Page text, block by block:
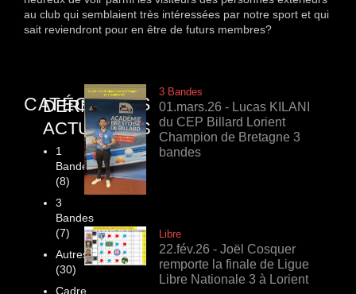
au club qui semblaient très intéressées par notre sport et qui
sait reviendront pour en être de futurs membres?
CATÉGORIES
1
Bande
(8)
3
Bandes
(7)
Autres
(30)
Cadre
DERNIÈRES
ACTUALITÉS
3 Bandes
01.mars.26 - Lucas KILANI
du CEP Billard Lorient
Champion de Bretagne 3
bandes
Libre
22.fév.26 - Joël Cosquer
remporte la finale de Ligue
Libre Nationale 3 à Lorient